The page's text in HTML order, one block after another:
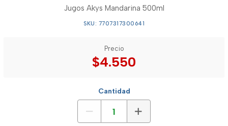
Jugos Akys Mandarina 500ml
SKU: 7707317300641
Precio
$4.550
Cantidad